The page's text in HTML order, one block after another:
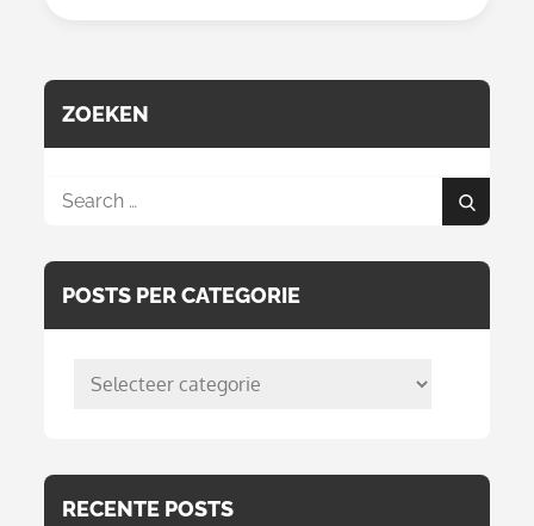
ZOEKEN
Search
Search
POSTS PER CATEGORIE
posts
RECENTE POSTS